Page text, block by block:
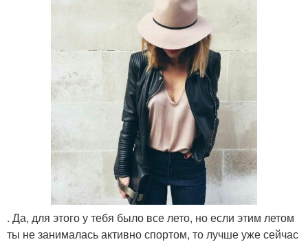
. Да, для этого у тебя было все лето, но если этим летом
ты не занималась активно спортом, то лучше уже сейчас